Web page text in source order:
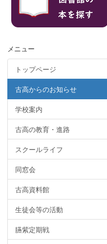
メニュー
トップページ
古高からのお知らせ
学校案内
古高の教育・進路
スクールライフ
同窓会
古高資料館
生徒会等の活動
臙紫定期戦